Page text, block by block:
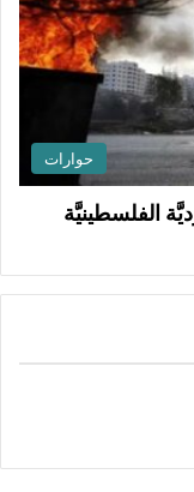
حوارات
الفلسطينيَّة